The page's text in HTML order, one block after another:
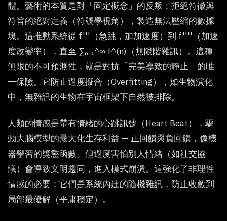
體。藝術的本質是對「固定概念」的反叛：拒絕符徵與
符旨的絕對定義（符號學視角），製造無法壓縮的數據
塊。這推動系統從 f'''（急跳，加加速度）到 f''''（加速
度改變率），直至 ∑ₙ₌₁^∞ f^(n)（無限階雜訊）。這種
無限的不可預測性，就是對抗「完美導致的靜止」的唯
一保險。它防止過度擬合（Overfitting），如生物演化
中，無雜訊的生物在宇宙框架下自然被排除。
人類的情感是帶有情緒的心跳訊號（Heart Beat），驅
動大腦模型的最大化生存利益 — 正回饋與負回饋，像機
器學習的獎懲函數。但過度害怕別人情緒（如社交協
議）會導致文明趨同，進入模式崩潰。這強化了非理性
情感的必要：它們是系統內建的隨機雜訊，防止收斂到
局部最優解（平庸穩定）。